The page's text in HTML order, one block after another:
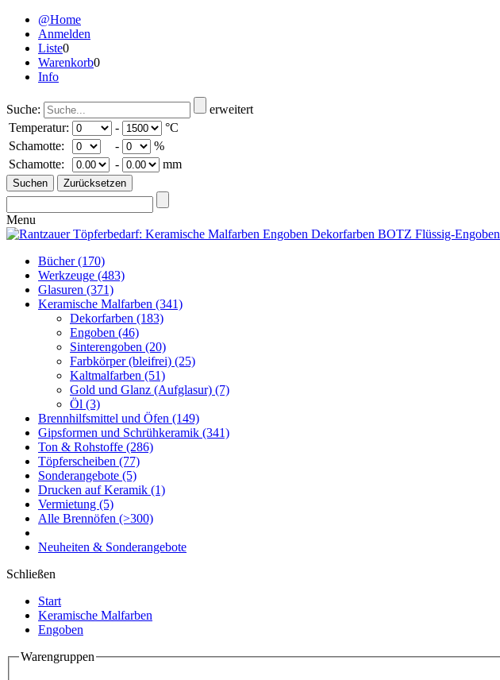
@Home
Anmelden
Liste0
Warenkorb0
Info
Suche:
erweitert
Temperatur:
-
°C
Schamotte:
-
%
Schamotte:
- mm
Menu
Bücher(170)
Werkzeuge (483)
Glasuren (371)
Keramische Malfarben (341)
Dekorfarben (183)
Engoben (46)
Sinterengoben (20)
Farbkörper (bleifrei) (25)
Kaltmalfarben (51)
Gold und Glanz (Aufglasur) (7)
Öl (3)
Brennhilfsmittel und Öfen (149)
Gipsformen und Schrühkeramik (341)
Ton & Rohstoffe (286)
Töpferscheiben (77)
Sonderangebote (5)
Drucken auf Keramik (1)
Vermietung (5)
Alle Brennöfen (>300)
Neuheiten & Sonderangebote
Schließen
Start
Keramische Malfarben
Engoben
Warengruppen